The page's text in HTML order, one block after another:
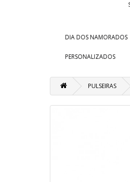
DIA DOS NAMORADOS
PERSONALIZADOS
PULSEIRAS